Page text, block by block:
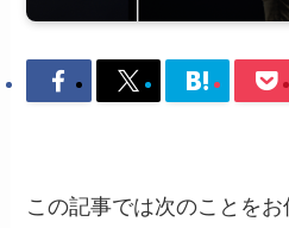
この記事では次のことをお